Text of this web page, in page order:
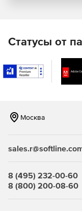
гражданского
«Правила
генеральных
жилищно-
внешние
Модуль
Модуль
Статусы от
Москва
8 (495) 232-00-60
8 (800) 200-08-60